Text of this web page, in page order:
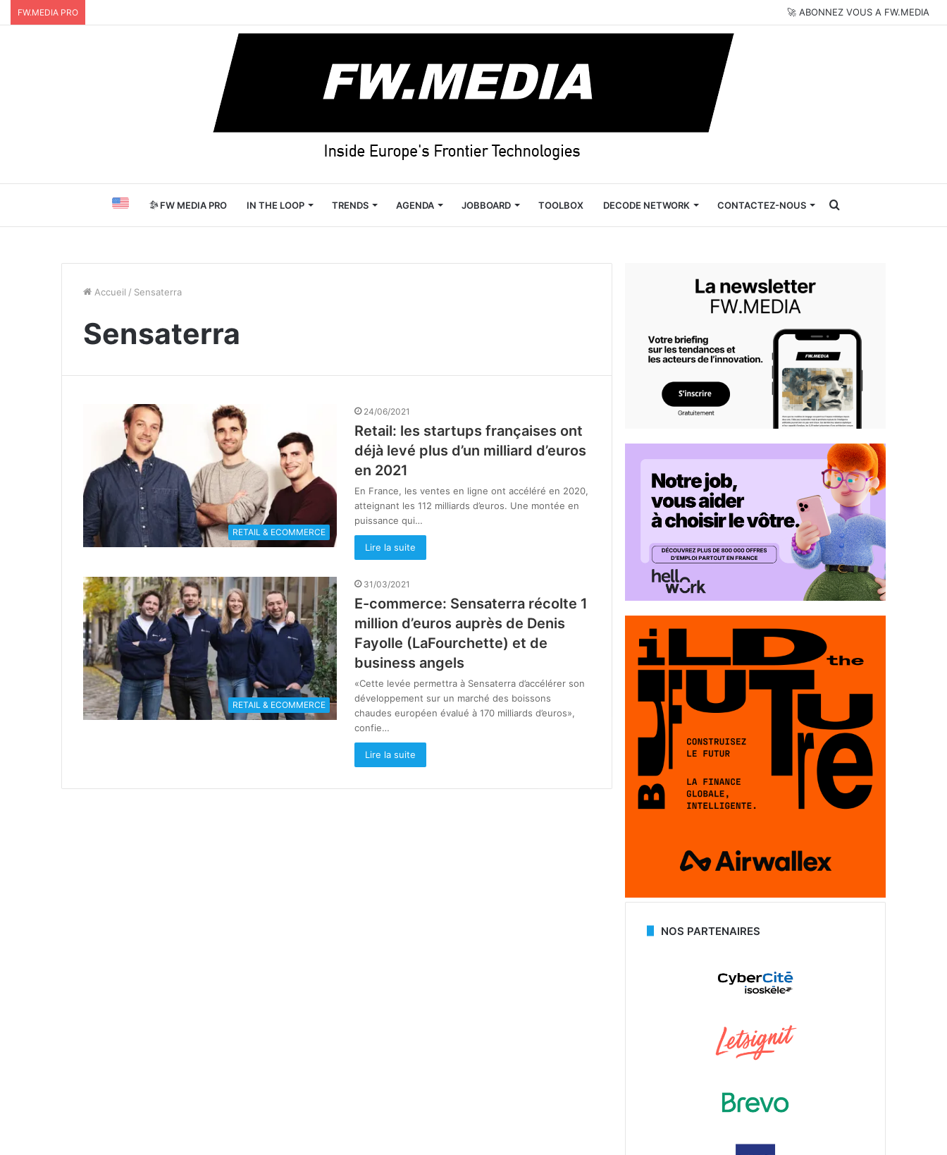
FW.MEDIA PRO 🚀 ABONNEZ VOUS A FW.MEDIA
FW MEDIA PRO IN THE LOOP TRENDS AGENDA JOBBOARD TOOLBOX DECODE NETWORK CONTACTEZ-NOUS Rechercher
Accueil / Sensaterra
Sensaterra
RETAIL & ECOMMERCE
24/06/2021
Retail: les startups françaises ont
déjà levé plus d’un milliard d’euros
en 2021
En France, les ventes en ligne ont accéléré en 2020,
atteignant les 112 milliards d’euros. Une montée en
puissance qui…
Lire la suite
RETAIL & ECOMMERCE
31/03/2021
E-commerce: Sensaterra récolte 1
million d’euros auprès de Denis
Fayolle (LaFourchette) et de
business angels
«Cette levée permettra à Sensaterra d’accélérer son
développement sur un marché des boissons
chaudes européen évalué à 170 milliards d’euros»,
confie…
Lire la suite
NOS PARTENAIRES